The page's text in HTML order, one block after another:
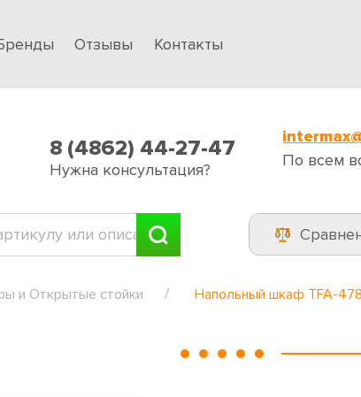
Отзывы Контакты
8 (4862) 44-27-47
Нужна консультация?
По всем
и Открытые стойки Напольный шкаф TFA-